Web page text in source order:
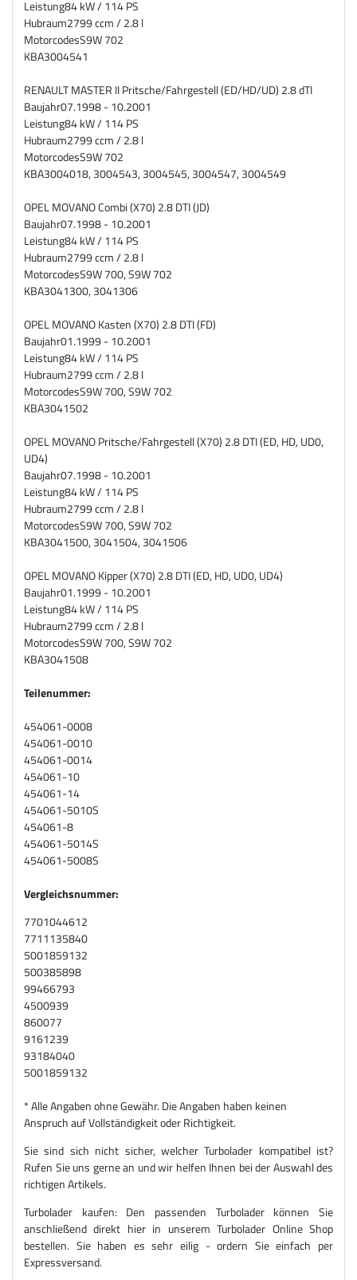
Leistung84 kW / 114 PS
Hubraum2799 ccm / 2.8 l
MotorcodesS9W 702
KBA3004541
RENAULT MASTER II Pritsche/Fahrgestell (ED/HD/UD) 2.8 dTI
Baujahr07.1998 - 10.2001
Leistung84 kW / 114 PS
Hubraum2799 ccm / 2.8 l
MotorcodesS9W 702
KBA3004018, 3004543, 3004545, 3004547, 3004549
OPEL MOVANO Combi (X70) 2.8 DTI (JD)
Baujahr07.1998 - 10.2001
Leistung84 kW / 114 PS
Hubraum2799 ccm / 2.8 l
MotorcodesS9W 700, S9W 702
KBA3041300, 3041306
OPEL MOVANO Kasten (X70) 2.8 DTI (FD)
Baujahr01.1999 - 10.2001
Leistung84 kW / 114 PS
Hubraum2799 ccm / 2.8 l
MotorcodesS9W 700, S9W 702
KBA3041502
OPEL MOVANO Pritsche/Fahrgestell (X70) 2.8 DTI (ED, HD, UD0,
UD4)
Baujahr07.1998 - 10.2001
Leistung84 kW / 114 PS
Hubraum2799 ccm / 2.8 l
MotorcodesS9W 700, S9W 702
KBA3041500, 3041504, 3041506
OPEL MOVANO Kipper (X70) 2.8 DTI (ED, HD, UD0, UD4)
Baujahr01.1999 - 10.2001
Leistung84 kW / 114 PS
Hubraum2799 ccm / 2.8 l
MotorcodesS9W 700, S9W 702
KBA3041508
Teilenummer:
454061-0008
454061-0010
454061-0014
454061-10
454061-14
454061-5010S
454061-8
454061-5014S
454061-5008S
Vergleichsnummer:
7701044612
7711135840
5001859132
500385898
99466793
4500939
860077
9161239
93184040
5001859132
* Alle Angaben ohne Gewähr. Die Angaben haben keinen
Anspruch auf Vollständigkeit oder Richtigkeit.
Sie sind sich nicht sicher, welcher Turbolader kompatibel ist?
Rufen Sie uns gerne an und wir helfen Ihnen bei der Auswahl des
richtigen Artikels.
Turbolader kaufen: Den passenden Turbolader können Sie
anschließend direkt hier in unserem Turbolader Online Shop
bestellen. Sie haben es sehr eilig - ordern Sie einfach per
Expressversand.